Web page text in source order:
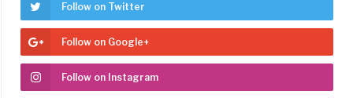
Follow on Twitter
Follow on Google+
Follow on Instagram